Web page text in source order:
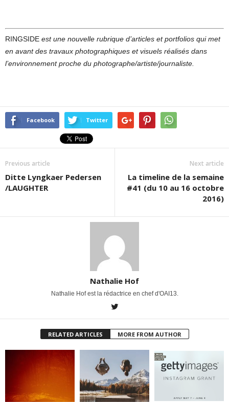
RINGSIDE est une nouvelle rubrique d’articles et portfolios qui met
en avant des travaux photographiques et visuels réalisés dans
l’environnement proche du photographe/artiste/journaliste.
Facebook Twitter
Previous article
Ditte Lyngkaer Pedersen
/LAUGHTER
Next article
La timeline de la semaine
#41 (du 10 au 16 octobre
2016)
Nathalie Hof
Nathalie Hof est la rédactrice en chef d'OAI13.
RELATED ARTICLES MORE FROM AUTHOR